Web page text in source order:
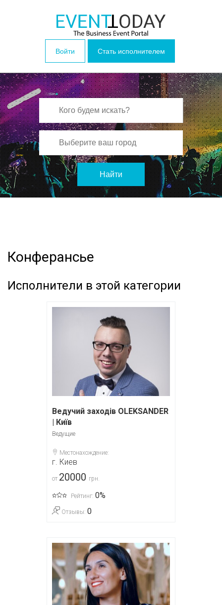
Войти Стать исполнителем
Найти
Конферансье
Исполнители в этой категории
Ведучий заходів OLEKSANDER
| Київ
Ведущие
Местонахождение:
г. Киев
от 20000 грн.
Рейтинг: 0%
Отзывы: 0